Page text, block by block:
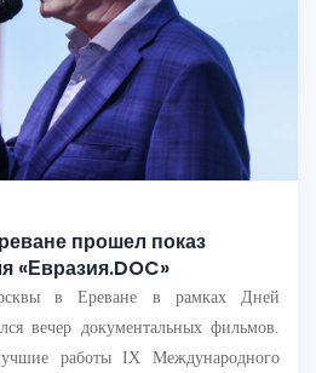
прошел показ
«Евразия.DOC»
в Ереване в рамках Дней
вечер документальных фильмов.
работы IX Международного